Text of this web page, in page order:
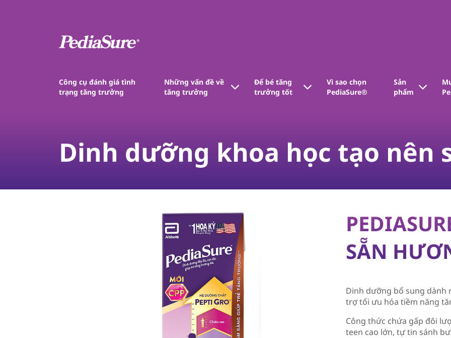
Công cụ đánh giá tình
trạng tăng trưởng
Những vấn đề về
tăng trưởng
Để bé tăng
trưởng tốt​
Vì sao chọn
PediaSure®
Sản
phẩm
Dinh dưỡng khoa học tạo nên
SẴN
Dinh dưỡng bổ sung dành
trợ tối ưu hóa tiềm năng
Công thức chứa gấp đôi
teen cao lớn, tự tin sánh